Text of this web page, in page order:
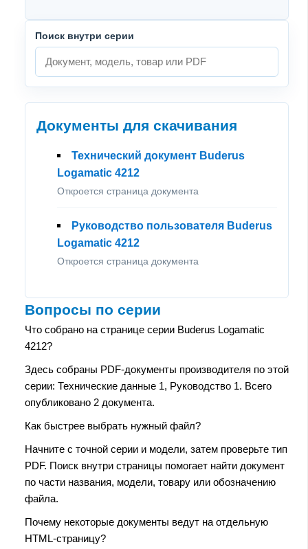
Поиск внутри серии
Документы для скачивания
Технический документ Buderus
Logamatic 4212
Откроется страница документа
Руководство пользователя Buderus
Logamatic 4212
Откроется страница документа
Вопросы по серии
Что собрано на странице серии Buderus Logamatic
4212?
Здесь собраны PDF-документы производителя по этой
серии: Технические данные 1, Руководство 1. Всего
опубликовано 2 документа.
Как быстрее выбрать нужный файл?
Начните с точной серии и модели, затем проверьте тип
PDF. Поиск внутри страницы помогает найти документ
по части названия, модели, товару или обозначению
файла.
Почему некоторые документы ведут на отдельную
HTML-страницу?